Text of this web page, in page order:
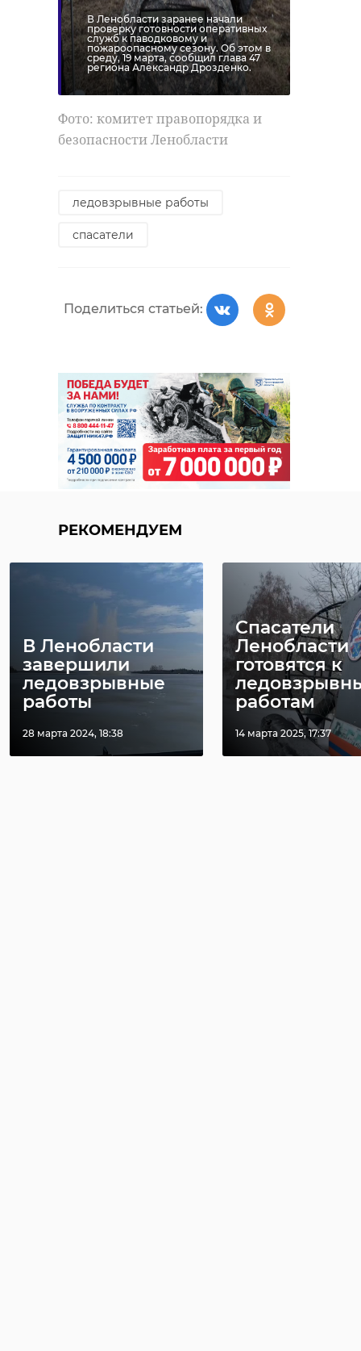
В Ленобласти заранее начали
проверку готовности оперативных
служб к паводковому и
пожароопасному сезону. Об этом в
среду, 19 марта, сообщил глава 47
региона Александр Дрозденко.
Фото: комитет правопорядка и
безопасности Ленобласти
ледовзрывные работы
спасатели
Поделиться статьей:
РЕКОМЕНДУЕМ
В Ленобласти
завершили
ледовзрывные
работы
28 марта 2024, 18:38
Спасатели
Ленобласти
готовятся к
работам
14 марта 2025, 17:37